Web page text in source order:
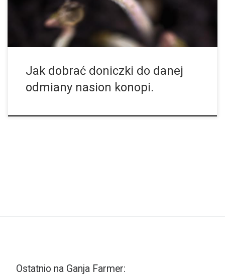
ziemię, musimy odróżnić nasiona autofloweringowe od
feminizowanych. […]
Jak dobrać doniczki do danej
odmiany nasion konopi.
Ostatnio na Ganja Farmer: